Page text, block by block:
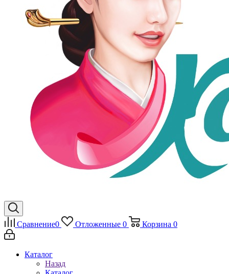
Сравнение0 Отложенные 0 Корзина 0
Каталог
Назад